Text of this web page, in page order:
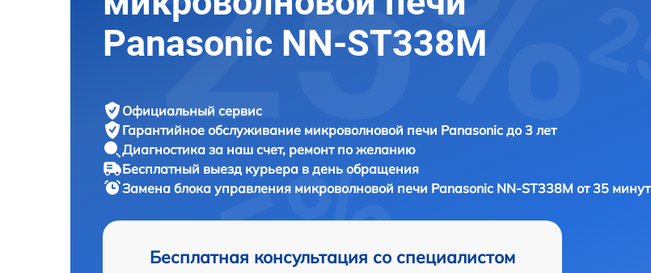
Panasonic NN-ST338M
Официальный сервис
Гарантийное обслуживание микроволновой печи Panasonic до 3 лет
Диагностика за наш счет, ремонт по желанию
Бесплатный выезд курьера в день обращения
Замена блока управления микроволновой печи Panasonic NN-ST338M от 35 минут
Бесплатная консультация со специалистом